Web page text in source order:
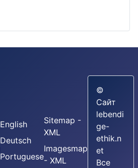
English
Deutsch
Portuguese
Sitemap -
XML
Imagesmap
- XML
©
Сайт
lebendi
ge-
ethik.n
et
Все